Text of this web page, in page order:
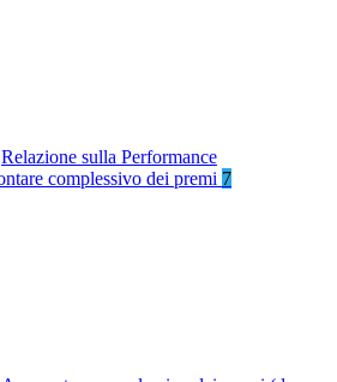
Relazione sulla Performance
complessivo dei premi 7